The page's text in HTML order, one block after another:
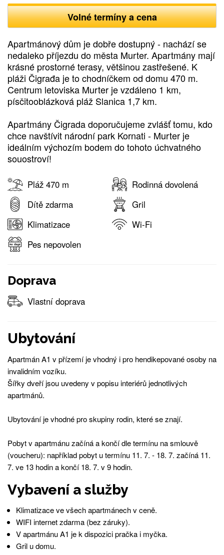
Volné termíny a cena
Apartmánový dům je dobře dostupný - nachází se
nedaleko příjezdu do města Murter. Apartmány mají
krásné prostorné terasy, většinou zastřešené. K
pláži Čigrađa je to chodníčkem od domu 470 m.
Centrum letoviska Murter je vzdáleno 1 km,
písčitooblázková pláž Slanica 1,7 km.
Apartmány Čigrada doporučujeme zvlášť tomu, kdo
chce navštívit národní park Kornati - Murter je
ideálním výchozím bodem do tohoto úchvatného
souostroví!
Pláž 470 m
Rodinná dovolená
Dítě zdarma
Gril
Klimatizace
Wi-Fi
Pes nepovolen
Doprava
Vlastní doprava
Ubytování
Apartmán A1 v přízemí je vhodný i pro hendikepované osoby na
invalidním vozíku.
Šířky dveří jsou uvedeny v popisu interiérů jednotlivých
apartmánů.
Ubytování je vhodné pro skupiny rodin, které se znají.
Pobyt v apartmánu začíná a končí dle termínu na smlouvě
(voucheru): například pobyt u termínu 11. 7. - 18. 7. začíná 11.
7. ve 13 hodin a končí 18. 7. v 9 hodin.
Vybavení a služby
Klimatizace ve všech apartmánech v ceně.
WIFI internet zdarma (bez záruky).
V apartmánu A1 je k dispozici pračka i myčka.
Gril u domu.